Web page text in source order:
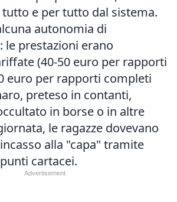
e per tutto dal sistema.
autonomia di
le prestazioni erano
(40-50 euro per rapporti
euro per rapporti completi
preteso in contanti,
in borse o in altre
le ragazze dovevano
alla "capa" tramite
cartacei.